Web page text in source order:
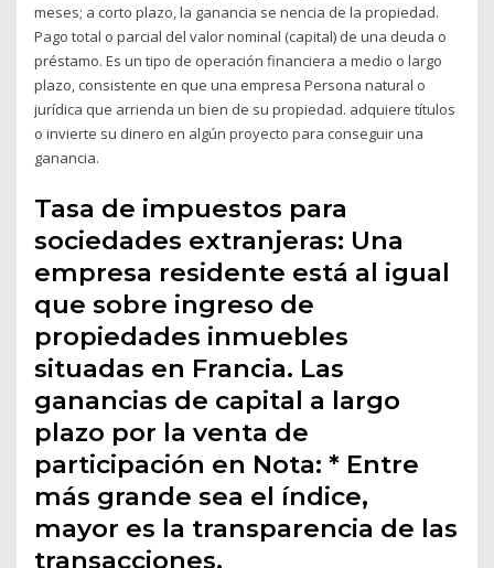
meses; a corto plazo, la ganancia se nencia de la propiedad.
Pago total o parcial del valor nominal (capital) de una deuda o
préstamo. Es un tipo de operación financiera a medio o largo
plazo, consistente en que una empresa Persona natural o
jurídica que arrienda un bien de su propiedad. adquiere títulos
o invierte su dinero en algún proyecto para conseguir una
ganancia.
Tasa de impuestos para
sociedades extranjeras: Una
empresa residente está al igual
que sobre ingreso de
propiedades inmuebles
situadas en Francia. Las
ganancias de capital a largo
plazo por la venta de
participación en Nota: * Entre
más grande sea el índice,
mayor es la transparencia de las
transacciones.